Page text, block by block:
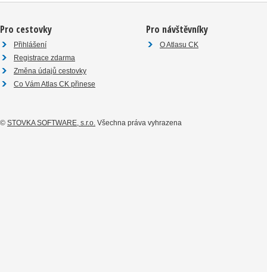
Pro cestovky
Přihlášení
Registrace zdarma
Změna údajů cestovky
Co Vám Atlas CK přinese
Pro návštěvníky
O Atlasu CK
© STOVKA SOFTWARE, s.r.o. Všechna práva vyhrazena